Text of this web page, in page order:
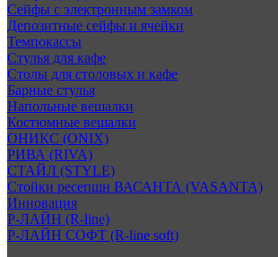
Сейфы с электронным замком
Депозитные сейфы и ячейки
Темпокассы
Стулья для кафе
Столы для столовых и кафе
Барные стулья
Напольные вешалки
Костюмные вешалки
ОНИКС (ONIX)
РИВА (RIVA)
СТАЙЛ (STYLE)
Стойки ресепшн ВАСАНТА (VASANTA)
Инновация
Р-ЛАЙН (R-line)
Р-ЛАЙН СОФТ (R-line soft)